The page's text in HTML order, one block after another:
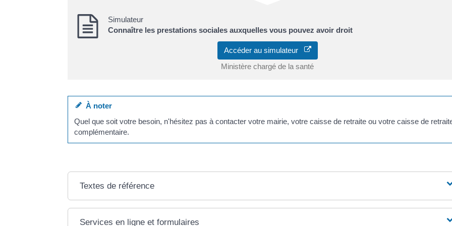
Simulateur
Connaître les prestations sociales auxquelles vous pouvez avoir droit
Accéder au simulateur
Ministère chargé de la santé
À noter
Quel que soit votre besoin, n'hésitez pas à contacter votre mairie, votre caisse de retraite ou votre caisse de
complémentaire.
Textes de référence
Services en ligne et formulaires